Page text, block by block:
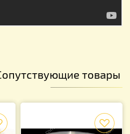
товары